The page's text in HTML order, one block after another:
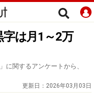
は月1～2万
に関するアンケートから、
更新日： 2026年03月03日